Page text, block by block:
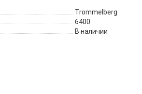
Trommelberg
6400
В наличии